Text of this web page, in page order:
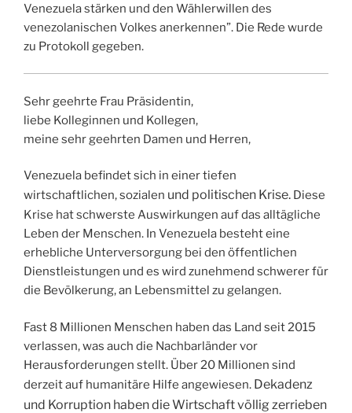
Venezuela stärken und den Wählerwillen des
venezolanischen Volkes anerkennen”. Die Rede wurde
zu Protokoll gegeben.
Sehr geehrte Frau Präsidentin,
liebe Kolleginnen und Kollegen,
meine sehr geehrten Damen und Herren,
Venezuela befindet sich in einer tiefen
wirtschaftlichen, sozialen und politischen Krise. Diese
Krise hat schwerste Auswirkungen auf das alltägliche
Leben der Menschen. In Venezuela besteht eine
erhebliche Unterversorgung bei den öffentlichen
Dienstleistungen und es wird zunehmend schwerer für
die Bevölkerung, an Lebensmittel zu gelangen.
Fast 8 Millionen Menschen haben das Land seit 2015
verlassen, was auch die Nachbarländer vor
Herausforderungen stellt. Über 20 Millionen sind
derzeit auf humanitäre Hilfe angewiesen. Dekadenz
und Korruption haben dieWirtschaft völlig zerrieben